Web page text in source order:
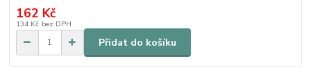
162 Kč
134 Kč bez DPH
Přidat do košíku